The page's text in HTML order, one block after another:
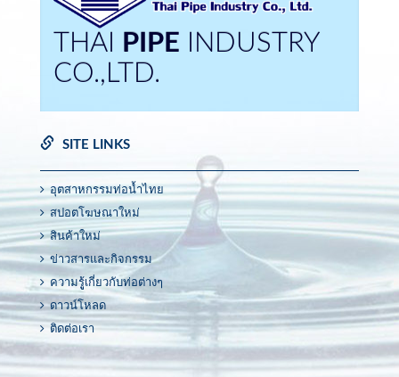
THAI PIPE
INDUSTRY
CO.,LTD.
SITE LINKS
อุตสาหกรรมท่อน้ำไทย
สปอตโฆษณาใหม่
สินค้าใหม่
ข่าวสารและกิจกรรม
ความรูู้เกี่ยวกับท่อต่างๆ
ดาวน์โหลด
ติดต่อเรา